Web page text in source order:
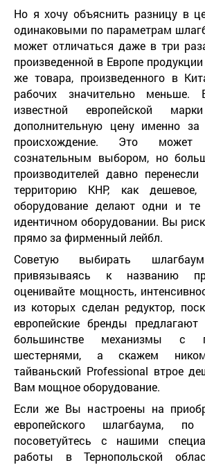
Но я хочу объяснить разницу в
одинаковыми по параметрам
может отличаться даже в три
произведенной в Европе
же товара, произведенного в
рабочих значительно меньше.
известной европейской
дополнительную цену именно за
происхождение. Это
сознательным выбором, но
производителей давно
территорию КНР, как
оборудование делают одни и
идентичном оборудовании. Вы
прямо за фирменный лейбл.
Советую выбирать
привязываясь к названию
оценивайте мощность,
из которых сделан редуктор,
европейские бренды
большинстве механизмы с
шестернями, а скажем
тайваньский Professional втрое
Вам мощное оборудование.
Если же Вы настроены на
европейского шлагбаума,
посоветуйтесь с нашими
работы в Тернопольской